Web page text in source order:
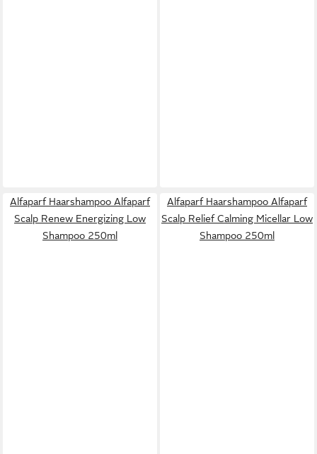
Alfaparf Haarshampoo Alfaparf
Scalp Renew Energizing Low
Shampoo 250ml
Alfaparf Haarshampoo Alfaparf
Scalp Relief Calming Micellar Low
Shampoo 250ml